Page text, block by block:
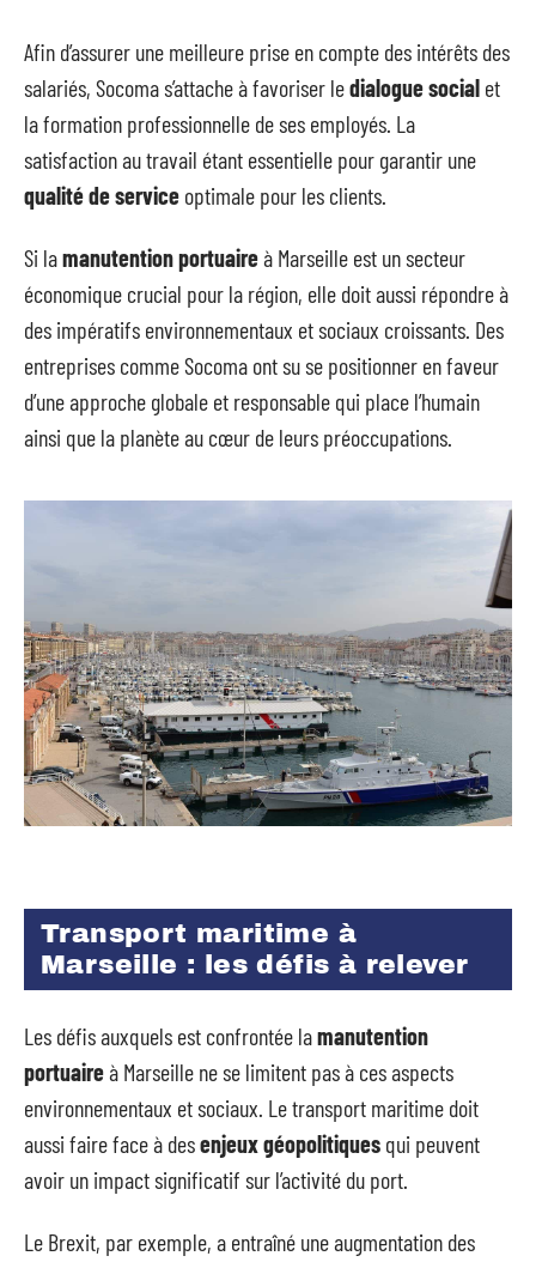
Afin d’assurer une meilleure prise en compte des intérêts des
salariés, Socoma s’attache à favoriser ledialogue social et
la formation professionnelle de ses employés. La
satisfaction au travail étant essentielle pour garantir une
qualité de service optimale pour les clients.
Si lamanutention portuaireà Marseille est un secteur
économique crucial pour la région, elle doit aussi répondre à
des impératifs environnementaux et sociaux croissants. Des
entreprises comme Socoma ont su se positionner en faveur
d’une approche globale et responsable qui place l’humain
ainsi que la planète au cœur de leurs préoccupations.
Transport maritime à
Marseille : les défis à relever
Les défis auxquels est confrontée lamanutention
portuaireà Marseille ne se limitent pas à ces aspects
environnementaux et sociaux. Le transport maritime doit
aussi faire face à desenjeux géopolitiques qui peuvent
avoir un impact significatif sur l’activité du port.
Le Brexit, par exemple, a entraîné une augmentation des